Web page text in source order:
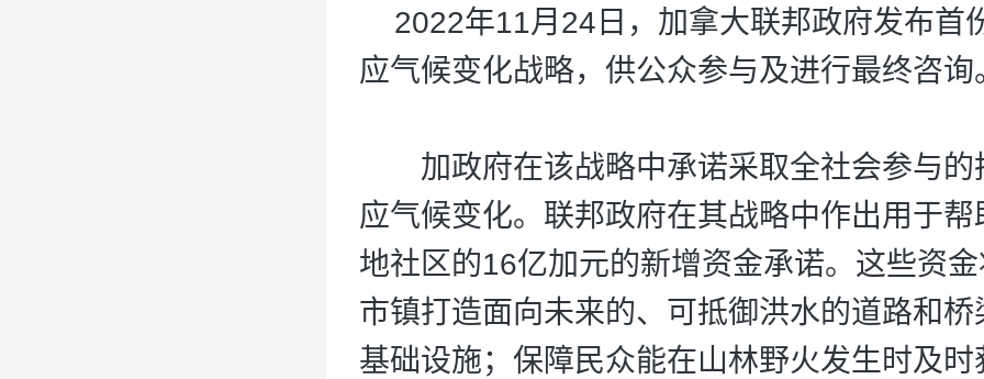
2022年11月24日，加拿大联邦政府发布首
应气候变化战略，供公众参与及进行最终咨询
加政府在该战略中承诺采取全社会参与的
应气候变化。联邦政府在其战略中作出用于帮
地社区的16亿加元的新增资金承诺。这些资
市镇打造面向未来的、可抵御洪水的道路和桥
基础设施；保障民众能在山林野火发生时及时